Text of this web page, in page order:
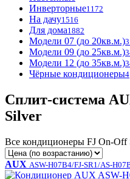
Инверторные1172
На дачу1516
Для дома1882
Модели 07 (до 20кв.м.)
Модели 09 (до 25кв.м.)
Модели 12 (до 35кв.м.)
Чёрные кондиционеры4
Сплит-система
Silver
Все кондиционеры FJ On-Off
AUX ASW-H07B4/FJ-SR1/AS-